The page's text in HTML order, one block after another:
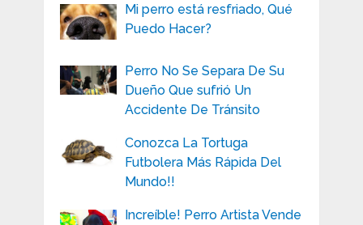
Mi perro está resfriado, Qué
Puedo Hacer?
Perro No Se Separa De Su
Dueño Que sufrió Un
Accidente De Tránsito
Conozca La Tortuga
Futbolera Más Rápida Del
Mundo!!
Increíble! Perro Artista Vende